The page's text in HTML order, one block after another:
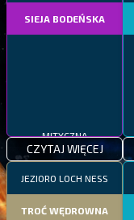
SIEJA BODEŃSKA
MITYCZNA
CZYTAJ WIĘCEJ
JEZIORO LOCH NESS
TROĆ WĘDROWNA